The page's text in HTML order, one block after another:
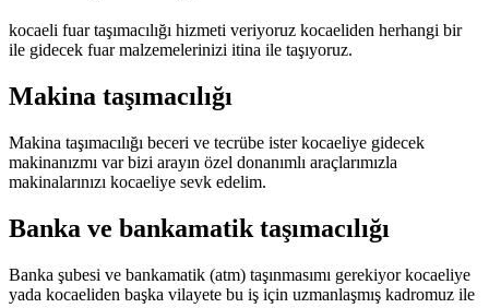
kocaeli fuar taşımacılığı hizmeti veriyoruz kocaeliden herhangi bir
ile gidecek fuar malzemelerinizi itina ile taşıyoruz.
Makina taşımacılığı
Makina taşımacılığı beceri ve tecrübe ister kocaeliye gidecek
makinanızmı var bizi arayın özel donanımlı araçlarımızla
makinalarınızı kocaeliye sevk edelim.
Banka ve bankamatik taşımacılığı
Banka şubesi ve bankamatik (atm) taşınmasımı gerekiyor kocaeliye
yada kocaeliden başka vilayete bu iş için uzmanlaşmış kadromuz ile